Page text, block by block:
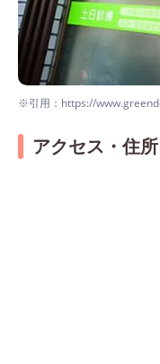
※引用：https://
アクセス・住